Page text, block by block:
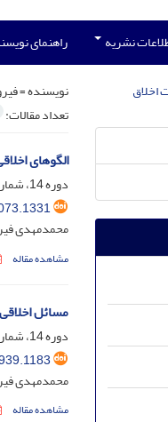
نشریه راهنمای
نویسنده =
تعداد مقالات:
الگوهای
دوره 14، شماره 32، اسفند 1397، صفحه
محمدمهدی
مشاهده مقاله
مسائل
دوره 14، شماره 29، خرداد 1397، صفحه
محمدمهدی
مشاهده مقاله